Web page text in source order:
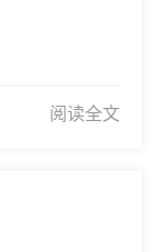
阅读全文